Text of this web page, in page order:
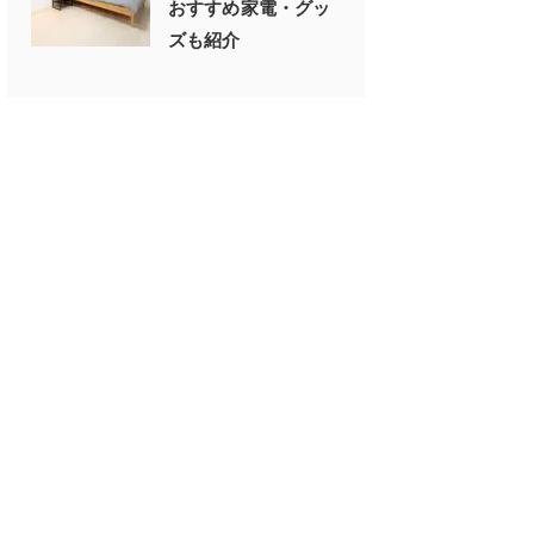
おすすめ家電・グッ
ズも紹介